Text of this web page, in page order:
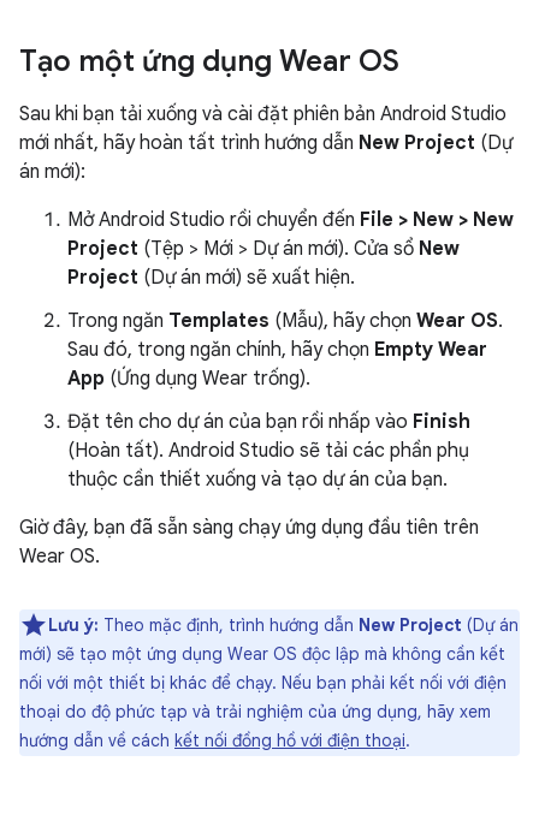
Tạo một ứng dụng Wear OS
Sau khi bạn tải xuống và cài đặt phiên bản Android Studio
mới nhất, hãy hoàn tất trình hướng dẫn New Project (Dự
án mới):
Mở Android Studio rồi chuyển đến File > New > New
Project (Tệp > Mới > Dự án mới). Cửa sổ New
Project (Dự án mới) sẽ xuất hiện.
Trong ngăn Templates (Mẫu), hãy chọn Wear OS.
Sau đó, trong ngăn chính, hãy chọn Empty Wear
App (Ứng dụng Wear trống).
Đặt tên cho dự án của bạn rồi nhấp vào Finish
(Hoàn tất). Android Studio sẽ tải các phần phụ
thuộc cần thiết xuống và tạo dự án của bạn.
Giờ đây, bạn đã sẵn sàng chạy ứng dụng đầu tiên trên
Wear OS.
Lưu ý: Theo mặc định, trình hướng dẫn New Project (Dự án
mới) sẽ tạo một ứng dụng Wear OS độc lập mà không cần kết
nối với một thiết bị khác để chạy. Nếu bạn phải kết nối với điện
thoại do độ phức tạp và trải nghiệm của ứng dụng, hãy xem
hướng dẫn về cách kết nối đồng hồ với điện thoại.